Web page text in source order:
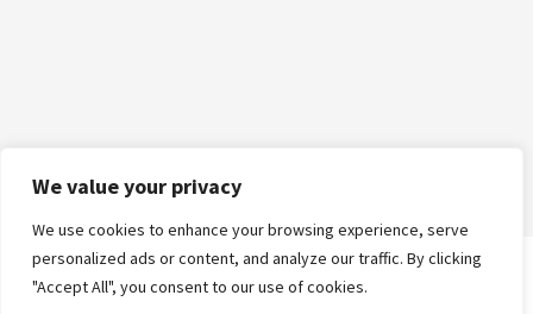
We value your privacy
We use cookies to enhance your browsing experience, serve
personalized ads or content, and analyze our traffic. By clicking
"Accept All", you consent to our use of cookies.